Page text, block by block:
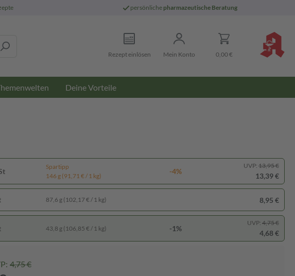
persönliche pharmazeutische Beratung
Rezept einlösen Mein Konto 0,00 €
Deine Vorteile
Spartipp
146 g (91,71 € / 1 kg)
-4%
UVP: 13,95 €
13,39 €
87,6 g (102,17 € / 1 kg) 8,95 €
43,8 g (106,85 € / 1 kg) -1%
UVP: 4,75 €
4,68 €
4,75 €